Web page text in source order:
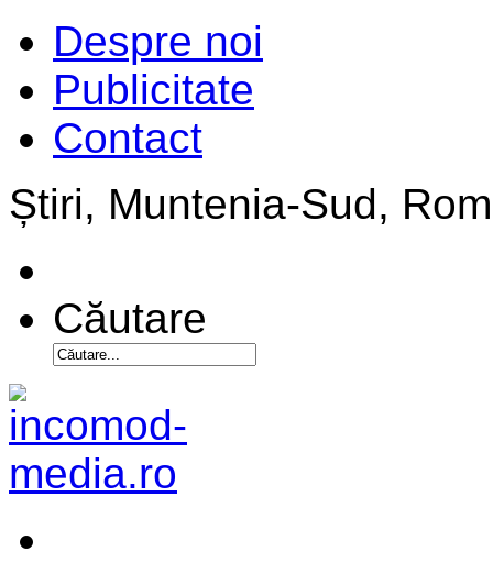
Despre noi
Publicitate
Contact
Știri, Muntenia-Sud,
Căutare